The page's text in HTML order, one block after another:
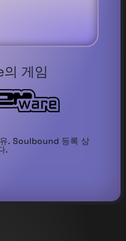
게임
. Soulbound 등록 상
.